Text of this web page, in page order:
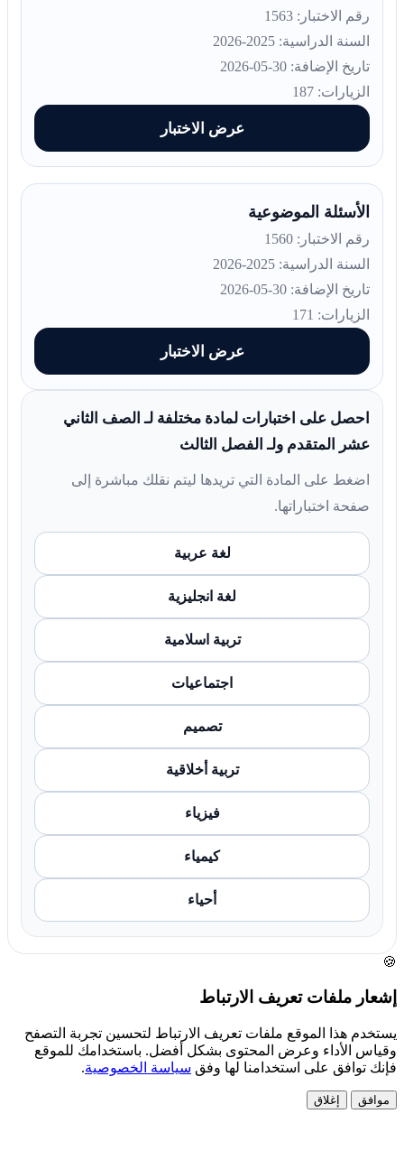
رقم الاختبار: 1563
السنة الدراسية: 2025-2026
تاريخ الإضافة: 30-05-2026
الزيارات: 187
عرض الاختبار
الأسئلة الموضوعية
رقم الاختبار: 1560
السنة الدراسية: 2025-2026
تاريخ الإضافة: 30-05-2026
الزيارات: 171
عرض الاختبار
احصل على اختبارات لمادة مختلفة لـ الصف الثاني
عشر المتقدم ولـ الفصل الثالث
اضغط على المادة التي تريدها ليتم نقلك مباشرة إلى
صفحة اختباراتها.
لغة عربية
لغة انجليزية
تربية اسلامية
اجتماعيات
تصميم
تربية أخلاقية
فيزياء
كيمياء
أحياء
🍪
إشعار ملفات تعريف الارتباط
يستخدم هذا الموقع ملفات تعريف الارتباط لتحسين تجربة التصفح
وقياس الأداء وعرض المحتوى بشكل أفضل. باستخدامك للموقع
فإنك توافق على استخدامنا لها وفق سياسة الخصوصية.
موافق إغلاق